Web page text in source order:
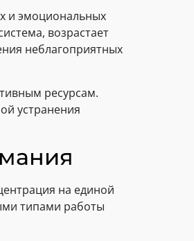
и эмоциональных
возрастает
неблагоприятных
ресурсам.
устранения
на единой
типами работы